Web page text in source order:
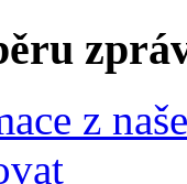
z